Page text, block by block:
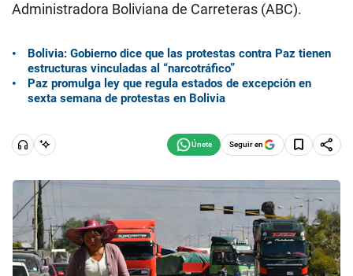
Administradora Boliviana de Carreteras (ABC).
Bolivia: Gobierno dice que las protestas contra Paz tienen
estructuras vinculadas al “narcotráfico”
Paz promulga ley que regula estados de excepción en
sexta semana de protestas en Bolivia
Seguir en